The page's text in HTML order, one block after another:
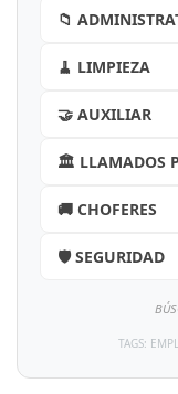
📁
🧹 LIMPIEZA
🤝 AUXILIAR
🏛️ LLAMADOS
🚚 CHOFERES
🛡️ SEGURIDAD
TAGS: